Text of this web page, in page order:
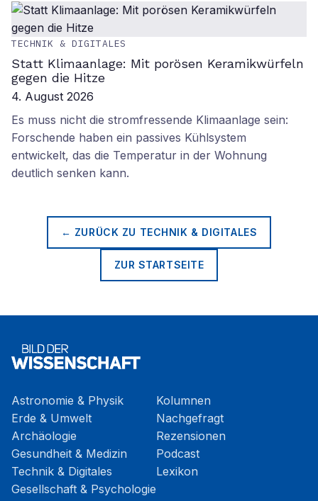
TECHNIK & DIGITALES
Statt Klimaanlage: Mit porösen Keramikwürfeln
gegen die Hitze
4. August 2026
Es muss nicht die stromfressende Klimaanlage sein:
Forschende haben ein passives Kühlsystem
entwickelt, das die Temperatur in der Wohnung
deutlich senken kann.
← ZURÜCK ZU TECHNIK & DIGITALES
ZUR STARTSEITE
Astronomie & Physik
Erde & Umwelt
Archäologie
Gesundheit & Medizin
Technik & Digitales
Gesellschaft & Psychologie
Kolumnen
Nachgefragt
Rezensionen
Podcast
Lexikon